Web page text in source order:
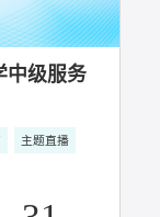
车，它如何用
06